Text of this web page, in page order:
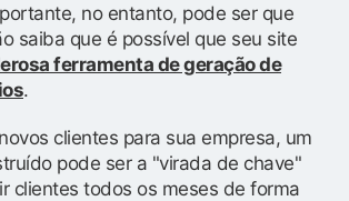
no entanto, pode ser que
saiba que é possível que seu site
ferramenta de geração de
.
clientes para sua empresa, um
pode ser a "virada de chave"
clientes todos os meses de forma